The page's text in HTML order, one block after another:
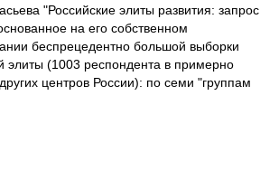
"Российские элиты развития: запрос
на его собственном
беспрецедентно большой выборки
элиты (1003 респондента в примерно
центров России): по семи "группам